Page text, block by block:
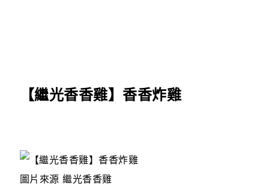
【繼光香香雞】香香炸雞
圖片來源 繼光香香雞